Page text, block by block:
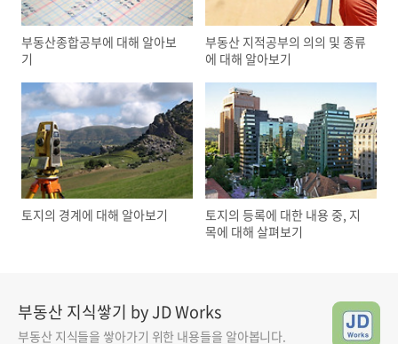
부동산종합공부에 대해 알아보
기
부동산 지적공부의 의의 및 종류
에 대해 알아보기
토지의 경계에 대해 알아보기
토지의 등록에 대한 내용 중, 지
목에 대해 살펴보기
부동산 지식쌓기 by JD Works
부동산 지식들을 쌓아가기 위한 내용들을 알아봅니다.